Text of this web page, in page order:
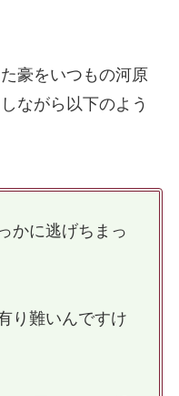
豪をいつもの河原
ながら以下のよう
かに逃げちまっ
り難いんですけ